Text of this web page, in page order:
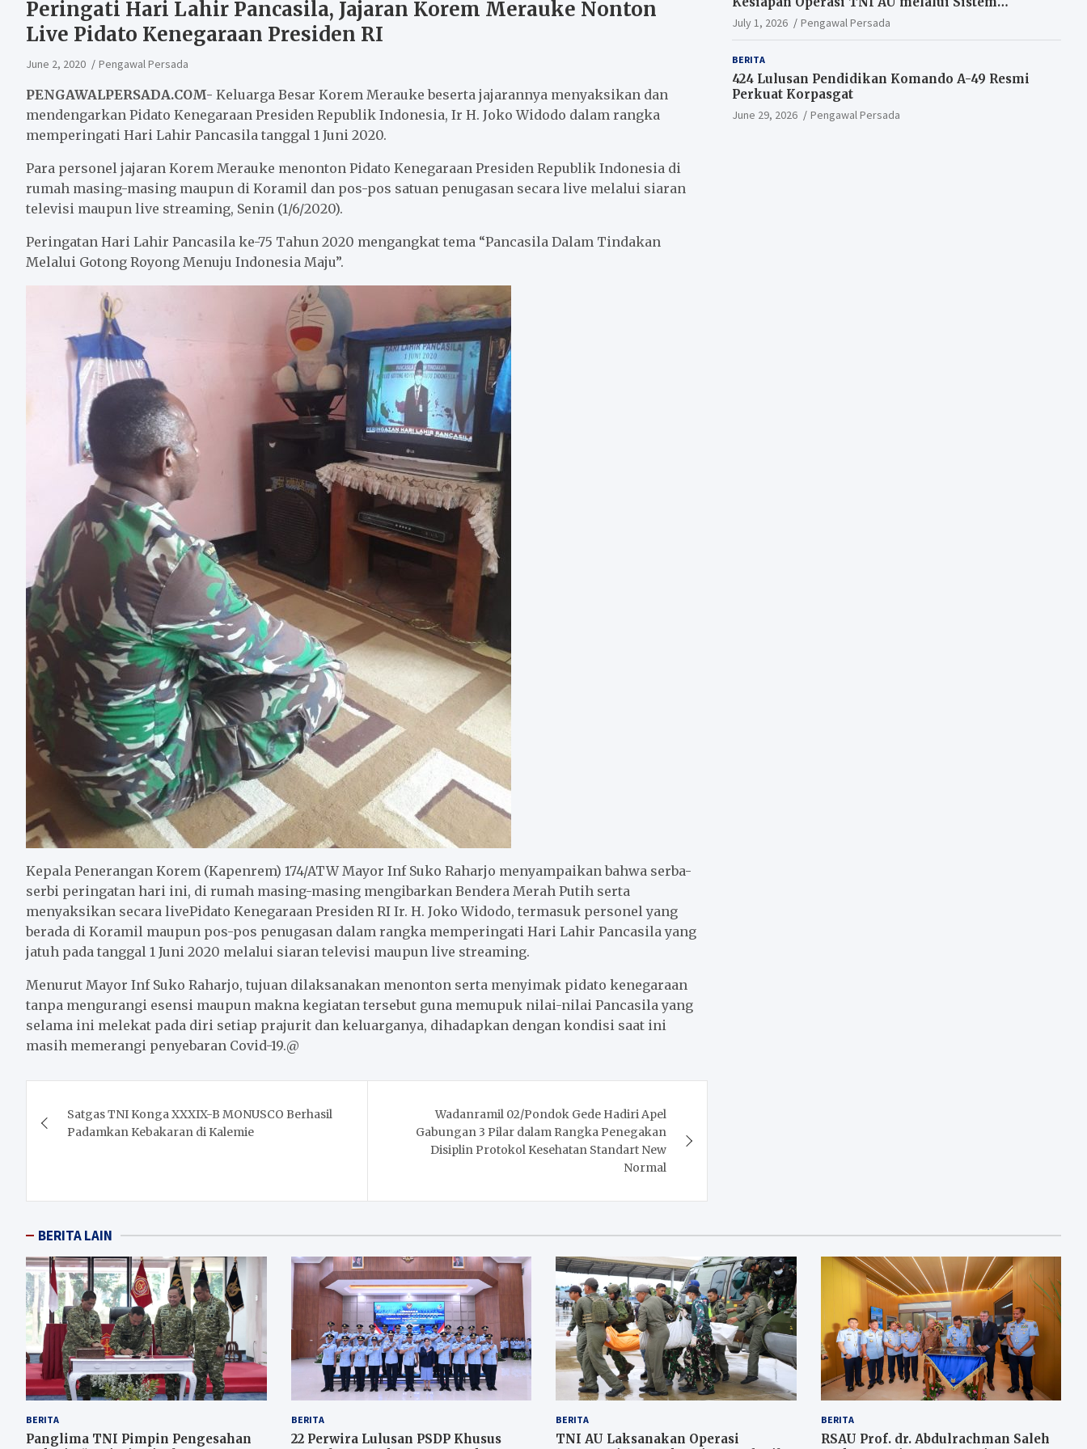
Peringati Hari Lahir Pancasila, Jajaran Korem Merauke Nonton
Live Pidato Kenegaraan Presiden RI
June 2, 2020 Pengawal Persada
PENGAWALPERSADA.COM- Keluarga Besar Korem Merauke beserta jajarannya menyaksikan dan
mendengarkan Pidato Kenegaraan Presiden Republik Indonesia, Ir H. Joko Widodo dalam rangka
memperingati Hari Lahir Pancasila tanggal 1 Juni 2020.
Para personel jajaran Korem Merauke menonton Pidato Kenegaraan Presiden Republik Indonesia di
rumah masing-masing maupun di Koramil dan pos-pos satuan penugasan secara live melalui siaran
televisi maupun live streaming, Senin (1/6/2020).
Peringatan Hari Lahir Pancasila ke-75 Tahun 2020 mengangkat tema “Pancasila Dalam Tindakan
Melalui Gotong Royong Menuju Indonesia Maju”.
Kepala Penerangan Korem (Kapenrem) 174/ATW Mayor Inf Suko Raharjo menyampaikan bahwa serba-
serbi peringatan hari ini, di rumah masing-masing mengibarkan Bendera Merah Putih serta
menyaksikan secara livePidato Kenegaraan Presiden RI Ir. H. Joko Widodo, termasuk personel yang
berada di Koramil maupun pos-pos penugasan dalam rangka memperingati Hari Lahir Pancasila yang
jatuh pada tanggal 1 Juni 2020 melalui siaran televisi maupun live streaming.
Menurut Mayor Inf Suko Raharjo, tujuan dilaksanakan menonton serta menyimak pidato kenegaraan
tanpa mengurangi esensi maupun makna kegiatan tersebut guna memupuk nilai-nilai Pancasila yang
selama ini melekat pada diri setiap prajurit dan keluarganya, dihadapkan dengan kondisi saat ini
masih memerangi penyebaran Covid-19.@
navigation
Satgas TNI Konga XXXIX-B MONUSCO Berhasil
Padamkan Kebakaran di Kalemie
Wadanramil 02/Pondok Gede Hadiri Apel
Gabungan 3 Pilar dalam Rangka Penegakan
Disiplin Protokol Kesehatan Standart New
Normal
Kesehatan Andal
July 1, 2026 Pengawal Persada
BERITA
424 Lulusan Pendidikan Komando A-49 Resmi
Perkuat Korpasgat
June 29, 2026 Pengawal Persada
BERITA LAIN
BERITA
Panglima TNI Pimpin Pengesahan
BERITA
22 Perwira Lulusan PSDP Khusus
BERITA
TNI AU Laksanakan Operasi
BERITA
RSAU Prof. dr. Abdulrachman Saleh